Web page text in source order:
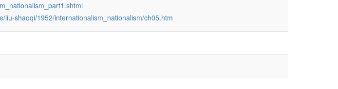
liu-shaoqi/1952/internationalism_nationalism/ch05.htm